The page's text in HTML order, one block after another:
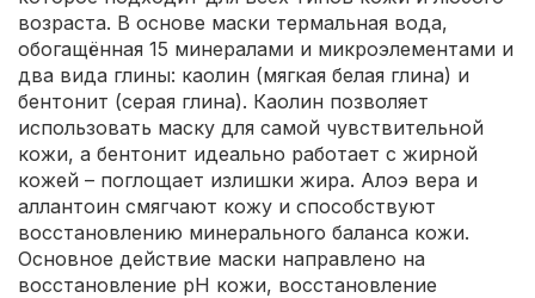
возраста. В основе маски термальная вода,
обогащённая 15 минералами и микроэлементами и
два вида глины: каолин (мягкая белая глина) и
бентонит (серая глина). Каолин позволяет
использовать маску для самой чувствительной
кожи, а бентонит идеально работает с жирной
кожей – поглощает излишки жира. Алоэ вера и
аллантоин смягчают кожу и способствуют
восстановлению минерального баланса кожи.
Основное действие маски направлено на
восстановление pH кожи, восстановление